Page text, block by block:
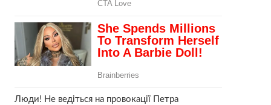
Люди! Не ведіться на провокації Петра